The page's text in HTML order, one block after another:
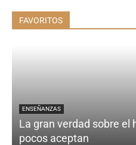
FAVORITOS
ENSEÑANZAS
La gran verdad sobre el
pocos aceptan